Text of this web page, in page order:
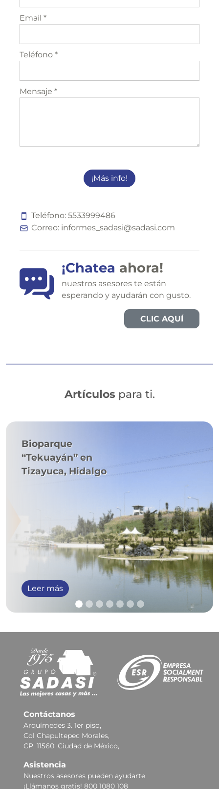
Email *
Teléfono *
Mensaje *
¡Más info!
Teléfono: 5533999486
Correo: informes_sadasi@sadasi.com
¡Chatea ahora!
nuestros asesores te están
esperando y ayudarán con gusto.
CLIC AQUÍ
Artículos para ti.
Bioparque
“Tekuayán” en
Tizayuca, Hidalgo
Leer más
Contáctanos
Arquímedes 3. 1er piso,
Col Chapultepec Morales,
CP. 11560, Ciudad de México,
Asistencia
Nuestros asesores pueden ayudarte
¡Llámanos gratis! 800 1080 108